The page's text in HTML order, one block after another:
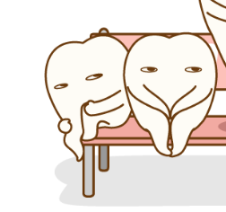
「抜きたくない」と感じた
①非抜歯で治療した場合のゴー
②抜歯しない場合のリスクを
③セカンドオピニオンを検討
マウスピース矯正を検討して
よくある質問（FAQ）